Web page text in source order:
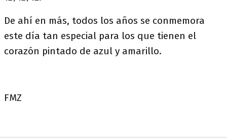
De ahí en más, todos los años se conmemora
este día tan especial para los que tienen el
corazón pintado de azul y amarillo.
FMZ